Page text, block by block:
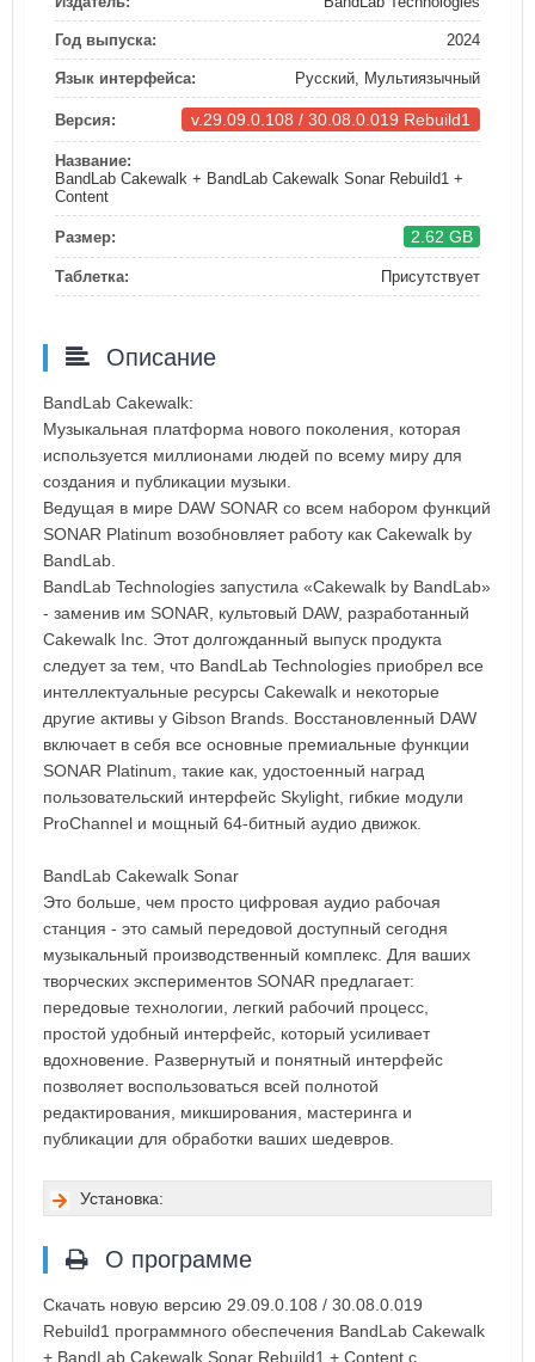
Год выпуска: 2024
Язык интерфейса: Русский, Мультиязычный
Версия: v.29.09.0.108 / 30.08.0.019 Rebuild1
Название:
BandLab Cakewalk + BandLab Cakewalk Sonar Rebuild1 +
Content
Размер: 2.62 GB
Таблетка: Присутствует
Описание
BandLab Cakewalk:
Музыкальная платформа нового поколения, которая
используется миллионами людей по всему миру для
создания и публикации музыки.
Ведущая в мире DAW SONAR со всем набором функций
SONAR Platinum возобновляет работу как Cakewalk by
BandLab.
BandLab Technologies запустила «Cakewalk by BandLab»
- заменив им SONAR, культовый DAW, разработанный
Cakewalk Inc. Этот долгожданный выпуск продукта
следует за тем, что BandLab Technologies приобрел все
интеллектуальные ресурсы Cakewalk и некоторые
другие активы у Gibson Brands. Восстановленный DAW
включает в себя все основные премиальные функции
SONAR Platinum, такие как, удостоенный наград
пользовательский интерфейс Skylight, гибкие модули
ProChannel и мощный 64-битный аудио движок.
BandLab Cakewalk Sonar
Это больше, чем просто цифровая аудио рабочая
станция - это самый передовой доступный сегодня
музыкальный производственный комплекс. Для ваших
творческих экспериментов SONAR предлагает:
передовые технологии, легкий рабочий процесс,
простой удобный интерфейс, который усиливает
вдохновение. Развернутый и понятный интерфейс
позволяет воспользоваться всей полнотой
редактирования, микширования, мастеринга и
публикации для обработки ваших шедевров.
Установка:
О программе
Скачать новую версию 29.09.0.108 / 30.08.0.019
Rebuild1 программного обеспечения BandLab Cakewalk
+ BandLab Cakewalk Sonar Rebuild1 + Content с